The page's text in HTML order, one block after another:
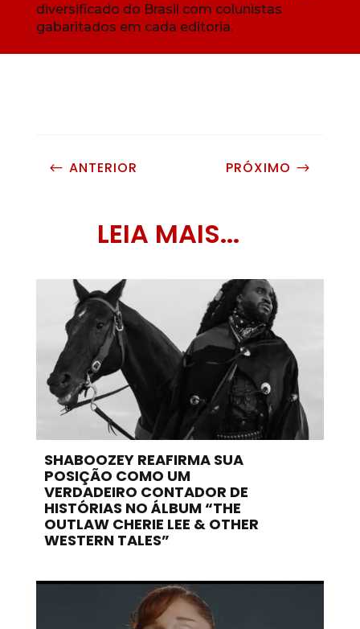
diversificado do Brasil com colunistas
gabaritados em cada editoria.
# ANTERIOR PRÓXIMO $
LEIA MAIS...
SHABOOZEY REAFIRMA SUA
POSIÇÃO COMO UM
VERDADEIRO CONTADOR DE
HISTÓRIAS NO ÁLBUM “THE
OUTLAW CHERIE LEE & OTHER
WESTERN TALES”